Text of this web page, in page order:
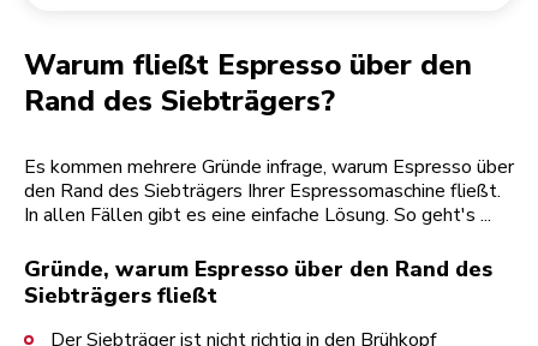
Warum fließt Espresso über den
Rand des Siebträgers?
Es kommen mehrere Gründe infrage, warum Espresso über
den Rand des Siebträgers Ihrer Espressomaschine fließt.
In allen Fällen gibt es eine einfache Lösung. So geht's ...
Gründe, warum Espresso über den Rand des
Siebträgers fließt
Der Siebträger ist nicht richtig in den Brühkopf